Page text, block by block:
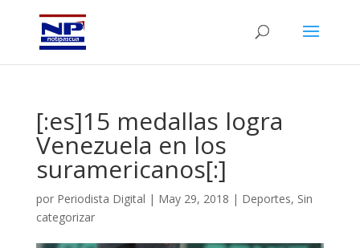
[:es]15 medallas logra
Venezuela en los
suramericanos[:]
por Periodista Digital | May 29, 2018 | Deportes, Sin
categorizar